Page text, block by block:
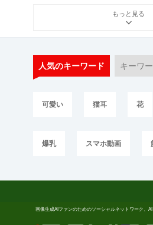
もっと見る
人気のキーワード キーワ
可愛い 猫耳 花
爆乳 スマホ動画
画像生成AIファンのためのソーシャルネットワーク、